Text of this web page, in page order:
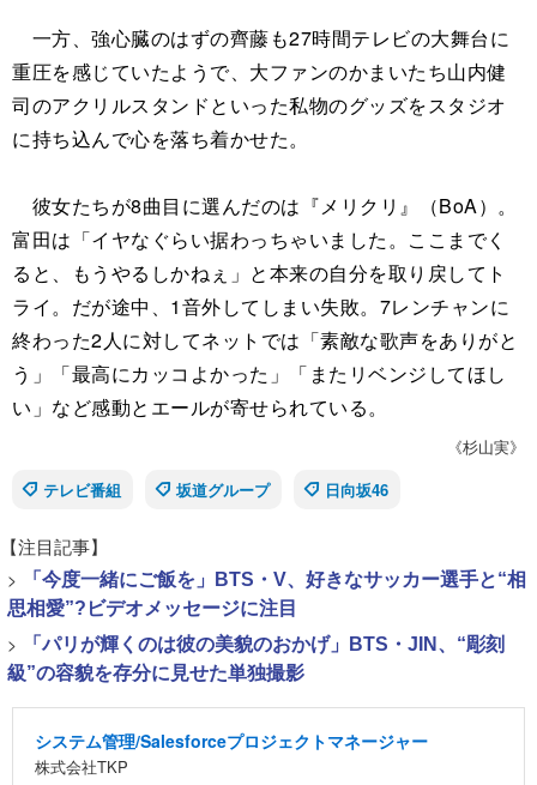
一方、強心臓のはずの齊藤も27時間テレビの大舞台に
重圧を感じていたようで、大ファンのかまいたち山内健
司のアクリルスタンドといった私物のグッズをスタジオ
に持ち込んで心を落ち着かせた。
彼女たちが8曲目に選んだのは『メリクリ』（BoA）。
富田は「イヤなぐらい据わっちゃいました。ここまでく
ると、もうやるしかねぇ」と本来の自分を取り戻してト
ライ。だが途中、1音外してしまい失敗。7レンチャンに
終わった2人に対してネットでは「素敵な歌声をありがと
う」「最高にカッコよかった」「またリベンジしてほし
い」など感動とエールが寄せられている。
《杉山実》
テレビ番組
坂道グループ 日向坂46
【注目記事】
>
「今度一緒にご飯を」BTS・V、好きなサッカー選手と“相
思相愛”?ビデオメッセージに注目
>
「パリが輝くのは彼の美貌のおかげ」BTS・JIN、“彫刻
級”の容貌を存分に見せた単独撮影
システム管理/Salesforceプロジェクトマネージャー
株式会社TKP